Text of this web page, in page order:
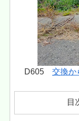
D605 交換か
目